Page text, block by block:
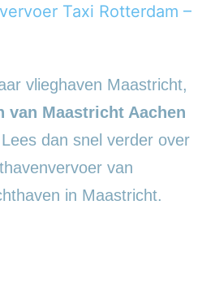
Taxi Rotterdam –
vlieghaven Maastricht,
van Maastricht Aachen
dan snel verder over
van
in Maastricht.